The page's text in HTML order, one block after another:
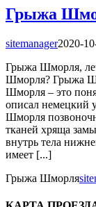
Грыжа
sitemanager2020-
Грыжа Шморля,
Шморля? Грыжа
Шморля – это
описал немецкий
Шморля
тканей хряща
внутрь тела
имеет [...]
Грыжа Шморля